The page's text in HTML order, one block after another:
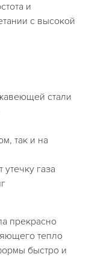
и
с высокой
стали
так и на
газа
прекрасно
тепло
быстро и